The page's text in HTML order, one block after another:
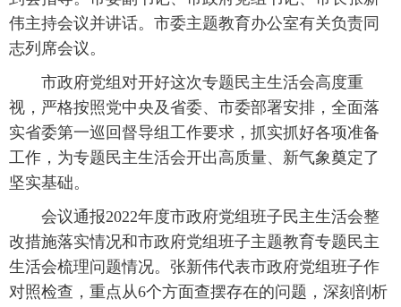
伟主持会议并讲话。市委主题教育办公室有关负责同
志列席会议。
市政府党组对开好这次专题民主生活会高度重
视，严格按照党中央及省委、市委部署安排，全面落
实省委第一巡回督导组工作要求，抓实抓好各项准备
工作，为专题民主生活会开出高质量、新气象奠定了
坚实基础。
会议通报2022年度市政府党组班子民主生活会整
改措施落实情况和市政府党组班子主题教育专题民主
生活会梳理问题情况。张新伟代表市政府党组班子作
对照检查，重点从6个方面查摆存在的问题，深刻剖析